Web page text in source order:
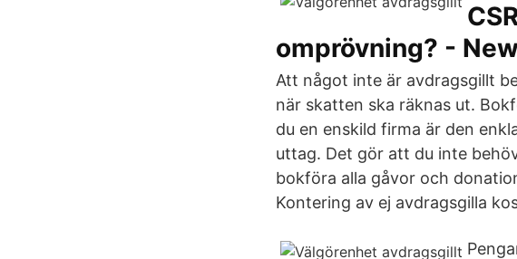
omprövning? -
Att något inte är avdragsgillt
när skatten ska räknas ut.
du en enskild firma är den
uttag. Det gör att du inte
bokföra alla gåvor och
Kontering av ej avdragsgilla